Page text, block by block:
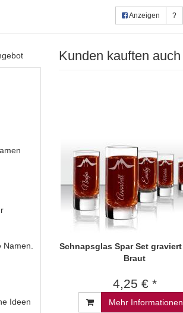
Anzeigen ?
Namen.
Ideen
Kunden kauften auch
Schnapsglas Spar Set
Braut
4,25 € *
Mehr Informationen